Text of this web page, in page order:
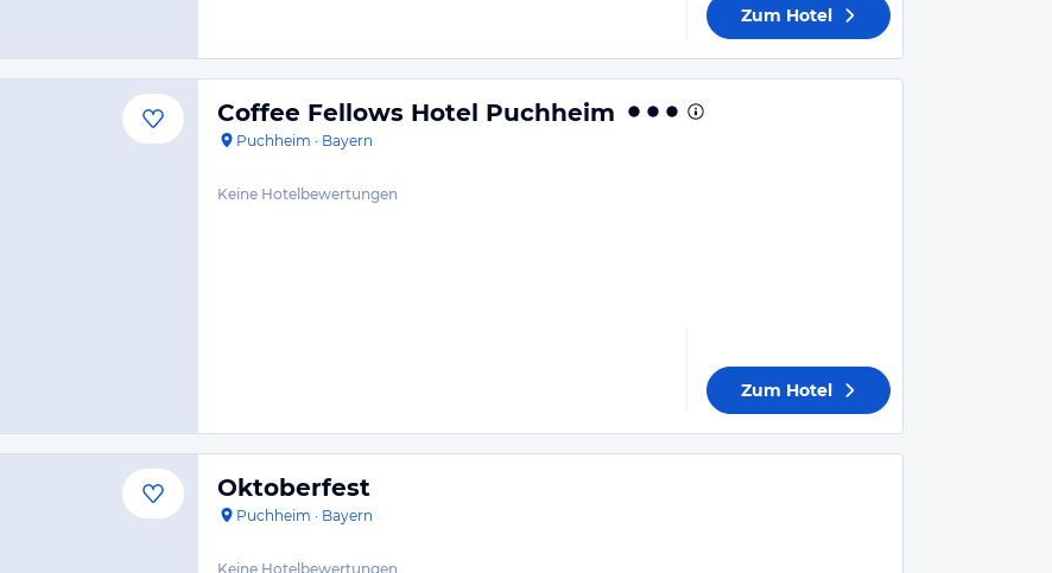
Zum Hotel
Coffee Fellows Hotel Puchheim
Puchheim · Bayern
Keine Hotelbewertungen
Zum Hotel
Oktoberfest
Puchheim · Bayern
Keine Hotelbewertungen